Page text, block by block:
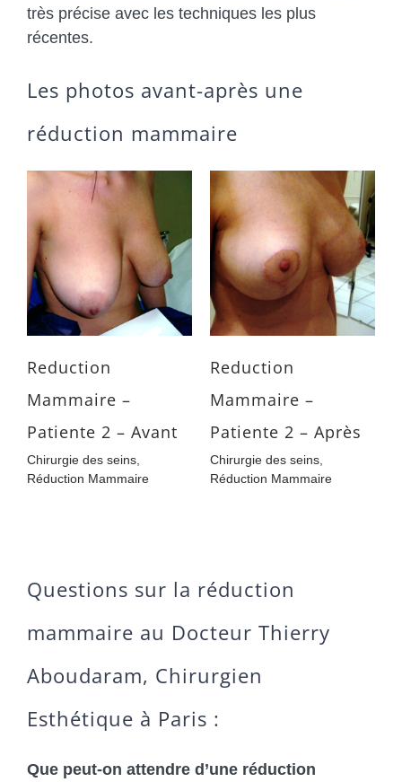
très précise avec les techniques les plus
récentes.
Les photos avant-après une
réduction mammaire
Reduction
Mammaire –
Patiente 2 – Avant
Chirurgie des seins
Réduction Mammaire
Reduction
Mammaire –
Patiente 2 – Après
Chirurgie des seins
Réduction Mammaire
Questions sur la réduction
mammaire au Docteur Thierry
Aboudaram, Chirurgien
Esthétique à Paris :
Que peut-on attendre d’une réduction